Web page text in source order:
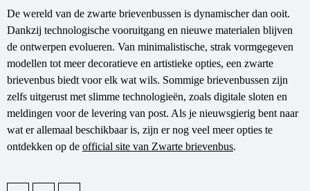
De wereld van de zwarte brievenbussen is dynamischer dan ooit.
Dankzij technologische vooruitgang en nieuwe materialen blijven
de ontwerpen evolueren. Van minimalistische, strak vormgegeven
modellen tot meer decoratieve en artistieke opties, een zwarte
brievenbus biedt voor elk wat wils. Sommige brievenbussen zijn
zelfs uitgerust met slimme technologieën, zoals digitale sloten en
meldingen voor de levering van post. Als je nieuwsgierig bent naar
wat er allemaal beschikbaar is, zijn er nog veel meer opties te
ontdekken op de official site van Zwarte brievenbus.